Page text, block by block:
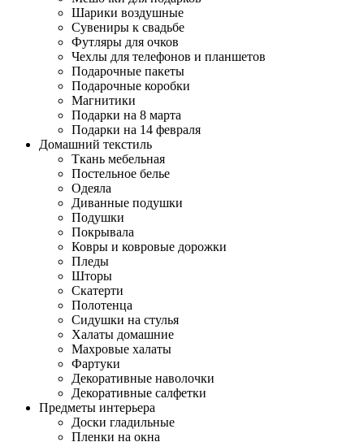
Шарики воздушные
Сувениры к свадьбе
Футляры для очков
Чехлы для телефонов и планшетов
Подарочные пакеты
Подарочные коробки
Магнитики
Подарки на 8 марта
Подарки на 14 февраля
Домашний текстиль
Ткань мебельная
Постельное белье
Одеяла
Диванные подушки
Подушки
Покрывала
Ковры и ковровые дорожки
Пледы
Шторы
Скатерти
Полотенца
Сидушки на стулья
Халаты домашние
Махровые халаты
Фартуки
Декоративные наволочки
Декоративные салфетки
Предметы интерьера
Доски гладильные
Пленки на окна